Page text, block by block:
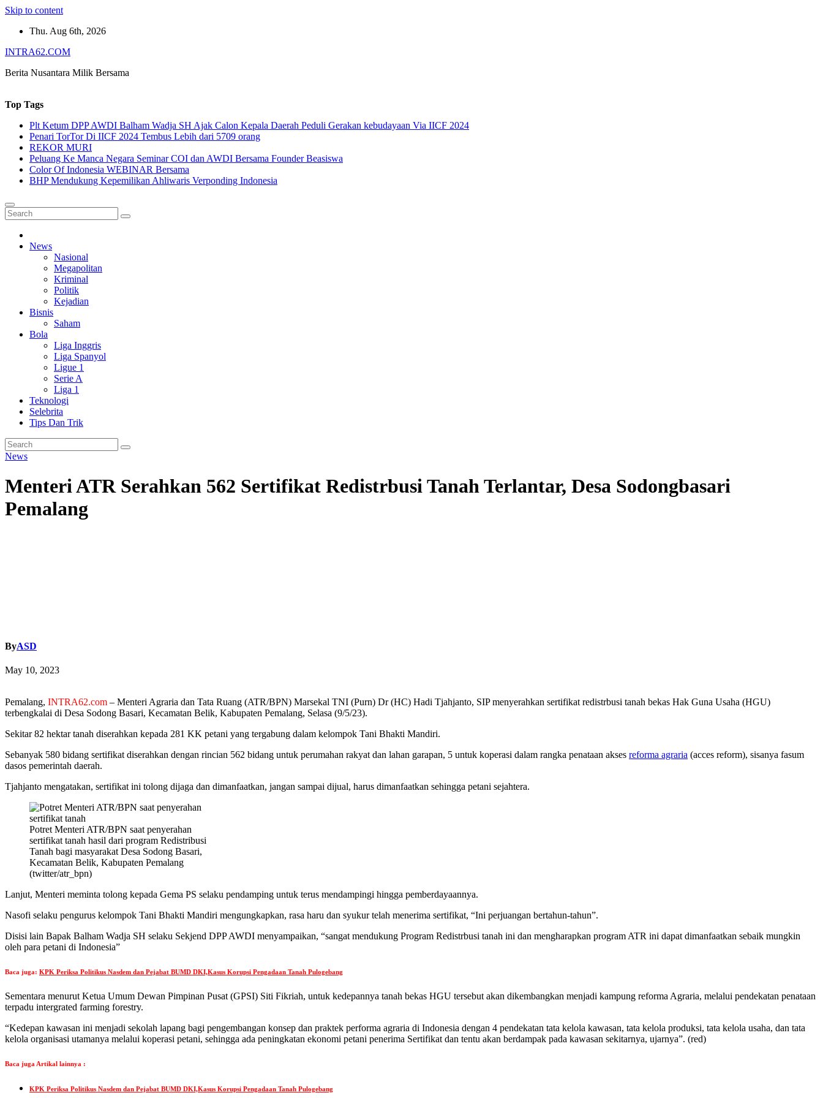
Skip to content
Thu. Aug 6th, 2026
INTRA62.COM
Berita Nusantara Milik Bersama
Top Tags
Plt Ketum DPP AWDI Balham Wadja SH Ajak Calon Kepala Daerah Peduli Gerakan kebudayaan Via IICF 2024
Penari TorTor Di IICF 2024 Tembus Lebih dari 5709 orang
REKOR MURI
Peluang Ke Manca Negara Seminar COI dan AWDI Bersama Founder Beasiswa
Color Of Indonesia WEBINAR Bersama
BHP Mendukung Kepemilikan Ahliwaris Verponding Indonesia
News
Nasional
Megapolitan
Kriminal
Politik
Kejadian
Bisnis
Saham
Bola
Liga Inggris
Liga Spanyol
Ligue 1
Serie A
Liga 1
Teknologi
Selebrita
Tips Dan Trik
News
Menteri ATR Serahkan 562 Sertifikat Redistrbusi Tanah Terlantar, Desa Sodongbasari
Pemalang
ByASD
May 10, 2023
Pemalang, INTRA62.com – Menteri Agraria dan Tata Ruang (ATR/BPN) Marsekal TNI (Purn) Dr (HC) Hadi Tjahjanto, SIP menyerahkan sertifikat redistrbusi tanah bekas Hak Guna Usaha (HGU)
terbengkalai di Desa Sodong Basari, Kecamatan Belik, Kabupaten Pemalang, Selasa (9/5/23).
Sekitar 82 hektar tanah diserahkan kepada 281 KK petani yang tergabung dalam kelompok Tani Bhakti Mandiri.
Sebanyak 580 bidang sertifikat diserahkan dengan rincian 562 bidang untuk perumahan rakyat dan lahan garapan, 5 untuk koperasi dalam rangka penataan akses reforma agraria (acces reform), sisanya fasum
dasos pemerintah daerah.
Tjahjanto mengatakan, sertifikat ini tolong dijaga dan dimanfaatkan, jangan sampai dijual, harus dimanfaatkan sehingga petani sejahtera.
Potret Menteri ATR/BPN saat penyerahan
sertifikat tanah hasil dari program Redistribusi
Tanah bagi masyarakat Desa Sodong Basari,
Kecamatan Belik, Kabupaten Pemalang
(twitter/atr_bpn)
Lanjut, Menteri meminta tolong kepada Gema PS selaku pendamping untuk terus mendampingi hingga pemberdayaannya.
Nasofi selaku pengurus kelompok Tani Bhakti Mandiri mengungkapkan, rasa haru dan syukur telah menerima sertifikat, “Ini perjuangan bertahun-tahun”.
Disisi lain Bapak Balham Wadja SH selaku Sekjend DPP AWDI menyampaikan, “sangat mendukung Program Redistrbusi tanah ini dan mengharapkan program ATR ini dapat dimanfaatkan sebaik mungkin
oleh para petani di Indonesia”
Baca juga: KPK Periksa Politikus Nasdem dan Pejabat BUMD DKI,Kasus Korupsi Pengadaan Tanah Pulogebang
Sementara menurut Ketua Umum Dewan Pimpinan Pusat (GPSI) Siti Fikriah, untuk kedepannya tanah bekas HGU tersebut akan dikembangkan menjadi kampung reforma Agraria, melalui pendekatan penataan
terpadu intergrated farming forestry.
“Kedepan kawasan ini menjadi sekolah lapang bagi pengembangan konsep dan praktek performa agraria di Indonesia dengan 4 pendekatan tata kelola kawasan, tata kelola produksi, tata kelola usaha, dan tata
kelola organisasi utamanya melalui koperasi petani, sehingga ada peningkatan ekonomi petani penerima Sertifikat dan tentu akan berdampak pada kawasan sekitarnya, ujarnya”. (red)
Baca juga Artikal lainnya :
KPK Periksa Politikus Nasdem dan Pejabat BUMD DKI,Kasus Korupsi Pengadaan Tanah Pulogebang